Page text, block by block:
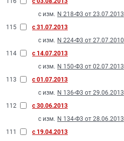
с изм. N 218-Ф3 от 23.07.2013
115
с 31.07.2013
с изм. N 224-Ф3 от 27.07.2010
114
с 14.07.2013
с изм. N 150-Ф3 от 02.07.2013
113
с 01.07.2013
с изм. N 136-Ф3 от 29.06.2013
112
с 30.06.2013
с изм. N 134-Ф3 от 28.06.2013
111
с 19.04.2013